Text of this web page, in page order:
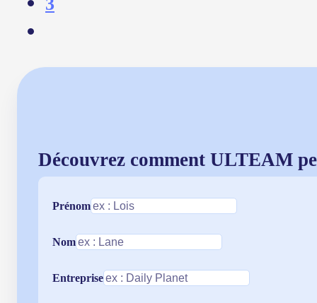
Découvrez comment ULTEAM
Prénom
Nom
Entreprise